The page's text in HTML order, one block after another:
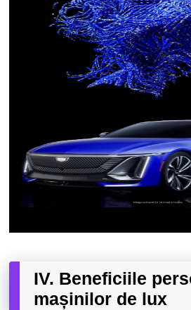
IV. Beneficiile
mașinilor de lux